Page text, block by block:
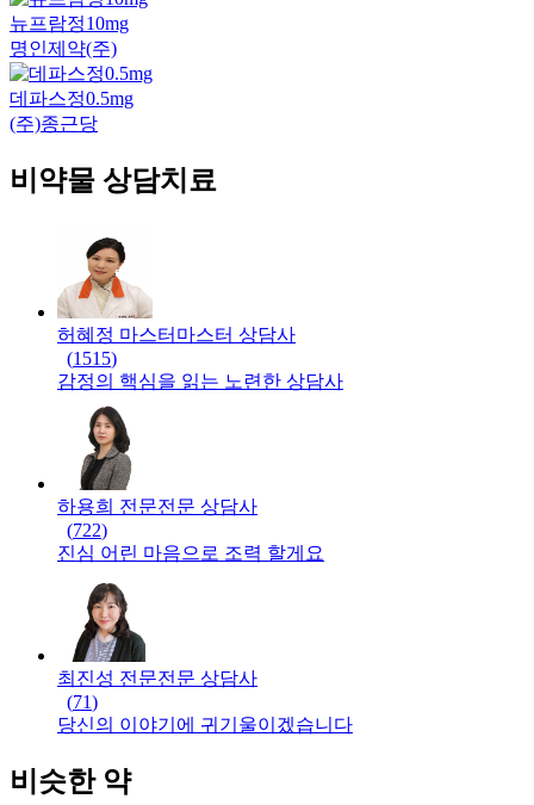
뉴프람정10mg
명인제약(주)
데파스정0.5mg
(주)종근당
비약물 상담치료
허혜정 마스터 마스터 상담사
(1515)
감정의 핵심을 읽는 노련한 상담사
하용희 전문전문 상담사
(722)
진심 어린 마음으로 조력 할게요
최진성 전문전문 상담사
(71)
당신의 이야기에 귀기울이겠습니다
비슷한 약